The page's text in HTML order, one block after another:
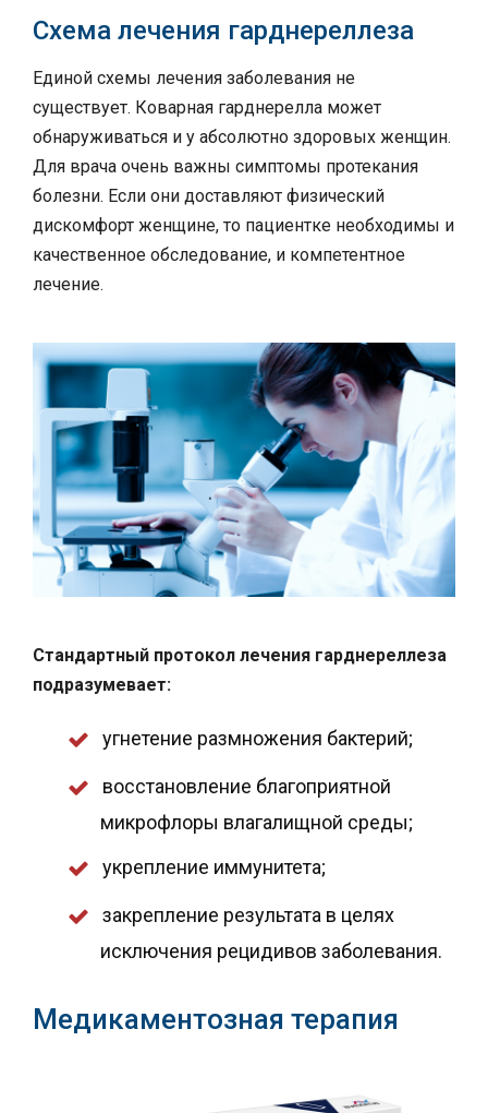
Схема лечения гарднереллеза
Единой схемы лечения заболевания не
существует. Коварная гарднерелла может
обнаруживаться и у абсолютно здоровых женщин.
Для врача очень важны симптомы протекания
болезни. Если они доставляют физический
дискомфорт женщине, то пациентке необходимы и
качественное обследование, и компетентное
лечение.
Стандартный протокол лечения гарднереллеза
подразумевает:
угнетение размножения бактерий;
восстановление благоприятной
микрофлоры влагалищной среды;
укрепление иммунитета;
закрепление результата в целях
исключения рецидивов заболевания.
Медикаментозная терапия